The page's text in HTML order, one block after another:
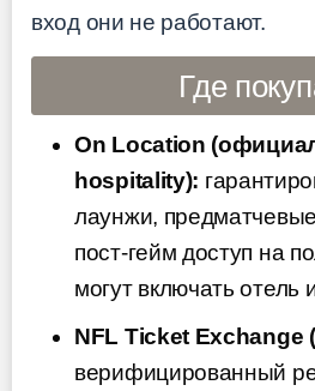
вход они не работают.
Где
On Location
hospitality):
лаунжи,
пост-гейм доступ на
могут включать отель
NFL Ticket Exchange
верифицированный